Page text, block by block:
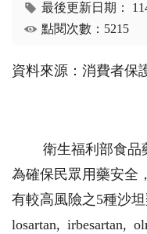
最後更新日期：
點閱次數：5215
資料來源：消費者保
衛生福利部食品藥
為確保民眾用藥安全
有較高風險之5種沙坦
losartan, irbesartan,